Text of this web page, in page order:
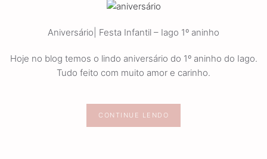
INFANTIL
IAGO
ANINHO
Aniversário| Festa Infantil – Iago 1º aninho
Hoje no blog temos o lindo aniversário do 1º aninho do Iago.
Tudo feito com muito amor e carinho.
CONTINUE LENDO